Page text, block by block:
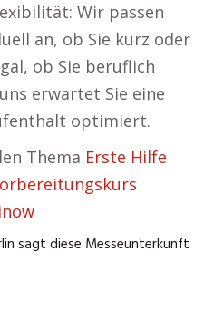
Wir passen
an, ob Sie kurz oder
ob Sie beruflich
erwartet Sie eine
optimiert.
Thema Erste Hilfe
sagt diese Messeunterkunft